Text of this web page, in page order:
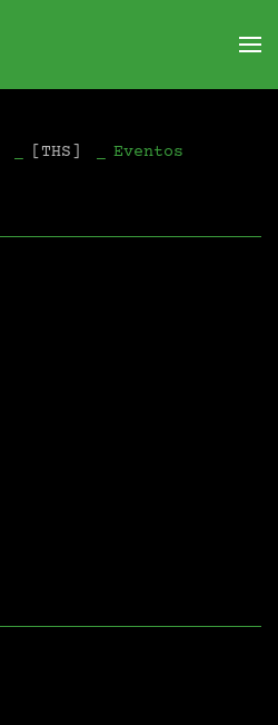
[THS] Eventos